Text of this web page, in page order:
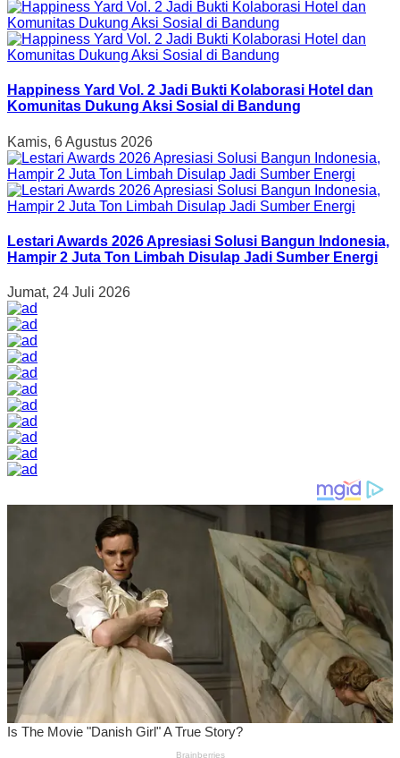
Happiness Yard Vol. 2 Jadi Bukti Kolaborasi Hotel dan
Komunitas Dukung Aksi Sosial di Bandung
Kamis, 6 Agustus 2026
Lestari Awards 2026 Apresiasi Solusi Bangun Indonesia,
Hampir 2 Juta Ton Limbah Disulap Jadi Sumber Energi
Jumat, 24 Juli 2026